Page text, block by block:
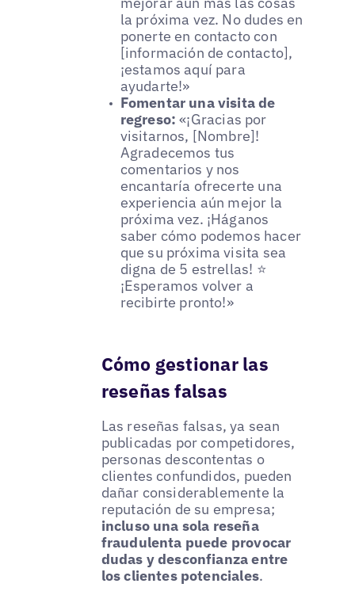
la próxima vez. No dudes en
ponerte en contacto con
[información de contacto],
¡estamos aquí para
ayudarte!»
Fomentar una visita de
regreso: «¡Gracias por
visitarnos, [Nombre]!
Agradecemos tus
comentarios y nos
encantaría ofrecerte una
experiencia aún mejor la
próxima vez. ¡Háganos
saber cómo podemos hacer
que su próxima visita sea
digna de 5 estrellas! ⭐
¡Esperamos volver a
recibirte pronto!»
Cómo gestionar las
reseñas falsas
Las reseñas falsas, ya sean
publicadas por competidores,
personas descontentas o
clientes confundidos, pueden
dañar considerablemente la
reputación de su empresa;
incluso una sola reseña
fraudulenta puede provocar
dudas y desconfianza entre
los clientes potenciales.